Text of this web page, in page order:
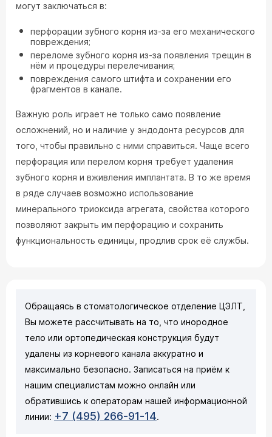
могут заключаться в:
перфорации зубного корня из-за его механического
повреждения;
переломе зубного корня из-за появления трещин в
нём и процедуры перелечивания;
повреждения самого штифта и сохранении его
фрагментов в канале.
Важную роль играет не только само появление
осложнений, но и наличие у эндодонта ресурсов для
того, чтобы правильно с ними справиться. Чаще всего
перфорация или перелом корня требует удаления
зубного корня и вживления имплантата. В то же время
в ряде случаев возможно использование
минерального триоксида агрегата, свойства которого
позволяют закрыть им перфорацию и сохранить
функциональность единицы, продлив срок её службы.
Обращаясь в стоматологическое отделение ЦЭЛТ,
Вы можете рассчитывать на то, что инородное
тело или ортопедическая конструкция будут
удалены из корневого канала аккуратно и
максимально безопасно. Записаться на приём к
нашим специалистам можно онлайн или
обратившись к операторам нашей информационной
линии: +7 (495) 266‑91‑14.